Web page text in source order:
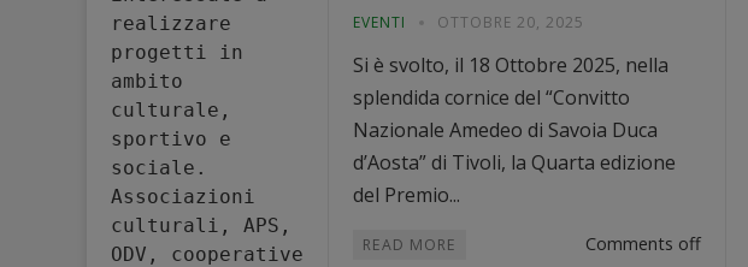
realizzare
progetti in
ambito
culturale,
sportivo e
sociale.
Associazioni
culturali, APS,
ODV, cooperative
EVENTI OTTOBRE 20, 2025
Si è svolto, il 18 Ottobre 2025, nella
splendida cornice del “Convitto
Nazionale Amedeo di Savoia Duca
d’Aosta” di Tivoli, la Quarta edizione
del Premio...
READ MORE Comments off